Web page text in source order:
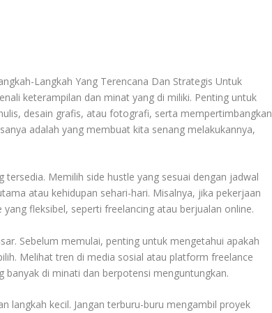
Langkah Yang Terencana Dan Strategis Untuk
keterampilan dan minat yang di miliki. Penting untuk
desain grafis, atau fotografi, serta mempertimbangkan
adalah yang membuat kita senang melakukannya,
Memilih side hustle yang sesuai dengan jadwal
atau kehidupan sehari-hari. Misalnya, jika pekerjaan
fleksibel, seperti freelancing atau berjualan online.
Sebelum memulai, penting untuk mengetahui apakah
Melihat tren di media sosial atau platform freelance
di minati dan berpotensi menguntungkan.
langkah kecil. Jangan terburu-buru mengambil proyek